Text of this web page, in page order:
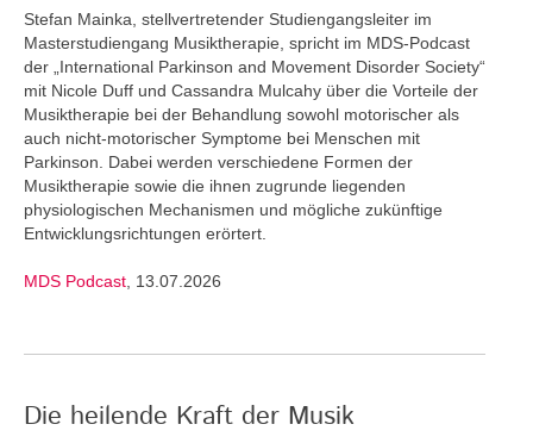
Stefan Mainka, stellvertretender Studiengangsleiter im
Masterstudiengang Musiktherapie, spricht im MDS-Podcast
der „International Parkinson and Movement Disorder Society“
mit Nicole Duff und Cassandra Mulcahy über die Vorteile der
Musiktherapie bei der Behandlung sowohl motorischer als
auch nicht-motorischer Symptome bei Menschen mit
Parkinson. Dabei werden verschiedene Formen der
Musiktherapie sowie die ihnen zugrunde liegenden
physiologischen Mechanismen und mögliche zukünftige
Entwicklungsrichtungen erörtert.
MDS Podcast , 13.07.2026
Die heilende Kraft der Musik